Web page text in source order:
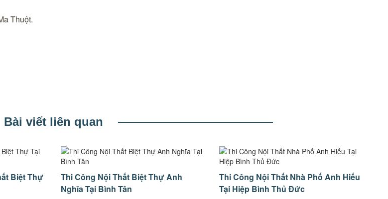
Thuột.
Bài viết liên quan
Biệt Thự
Thi Công Nội Thất Biệt Thự Anh
Nghĩa Tại Bình Tân
Thi Công Nội Thất Nhà Phố Anh Hiếu
Tại Hiệp Bình Thủ Đức